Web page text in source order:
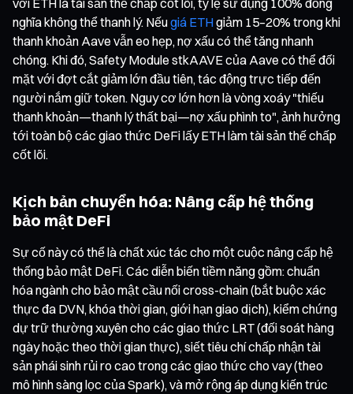
nghĩa không thể thanh lý. Nếugiá ETHgiảm 15–20% trong khi
thanh khoản Aave vẫn eo hẹp, nợ xấu có thể tăng nhanh
chóng. Khi đó, Safety Module stkAAVE của Aave có thể đối
mặt với đợt cắt giảm lớn đầu tiên, tác động trực tiếp đến
người nắm giữ token. Nguy cơ lớn hơn là vòng xoáy "thiếu
thanh khoản—thanh lý thất bại—nợ xấu phình to", ảnh hưởng
tới toàn bộ các giao thức DeFi lấy ETH làm tài sản thế chấp
cốt lõi.
Kịch bản chuyển hóa: Nâng cấp hệ thống
bảo mật DeFi
Sự cố này có thể là chất xúc tác cho một cuộc nâng cấp hệ
thống bảo mật DeFi. Các diễn biến tiềm năng gồm: chuẩn
hóa ngành cho bảo mật cầu nối cross-chain (bắt buộc xác
thực đa DVN, khóa thời gian, giới hạn giao dịch), kiểm chứng
dự trữ thường xuyên cho các giao thức LRT (đối soát hàng
ngày hoặc theo thời gian thực), siết tiêu chí chấp nhận tài
sản phái sinh rủi ro cao trong các giao thức cho vay (theo
mô hình sàng lọc của Spark), và mở rộng áp dụng kiến trúc